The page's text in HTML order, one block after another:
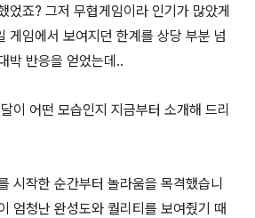
었죠? 그저 무협게임이라 인기가 많았게
게임에서 보여지던 한계를 상당 부분 넘
박 반응을 얻었는데..
이 어떤 모습인지 지금부터 소개해 드리
시작한 순간부터 놀라움을 목격했습니
엄청난 완성도와 퀄리티를 보여줬기 때